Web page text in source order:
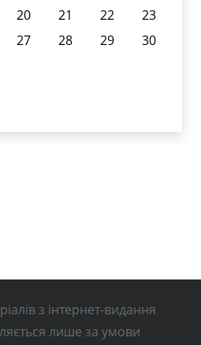
20 21 22
23
27 28 29
30
з інтернет-видання
лише за умови